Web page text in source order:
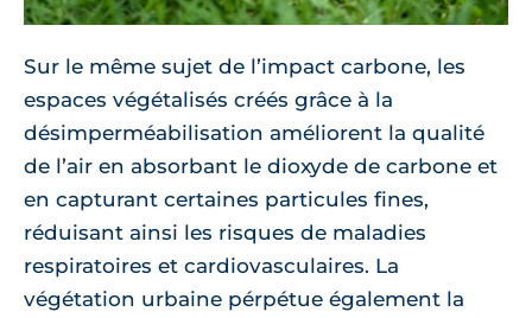
Sur le même sujet de l’impact carbone, les
espaces végétalisés créés grâce à la
désimperméabilisation améliorent la qualité
de l’air en absorbant le dioxyde de carbone et
en capturant certaines particules fines,
réduisant ainsi les risques de maladies
respiratoires et cardiovasculaires. La
végétation urbaine pérpétue également la